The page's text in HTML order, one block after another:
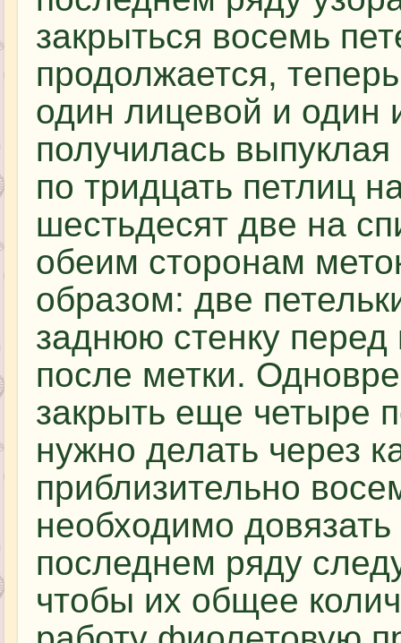
закрыться восемь
продолжается,
один лицевой и один
получилась
по тридцать петлиц
шестьдесят две на
обеим сторонам
образом: две
заднюю стенку
после метки.
закрыть еще четыре
нужно делать через
приблизительно
необходимо
последнем ряду
чтобы их общее